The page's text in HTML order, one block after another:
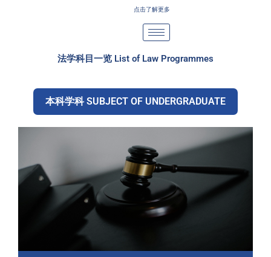
点击了解更多
法学科目一览 List of Law Programmes
本科学科 SUBJECT OF UNDERGRADUATE